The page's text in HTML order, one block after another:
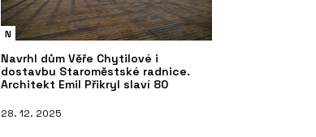
N
Navrhl dům Věře Chytilové i
dostavbu Staroměstské radnice.
Architekt Emil Přikryl slaví 80
28. 12. 2025